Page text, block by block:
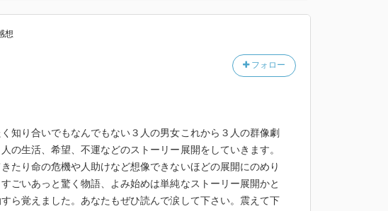
いて
いる？
想
フォロー
知り合いでもなんでもない３人の男女これから３人の群像劇
の生活、希望、不運などのストーリー展開をしていきます。
たり命の危機や人助けなど想像できないほどの展開にのめり
ごいあっと驚く物語、よみ始めは単純なストーリー展開かと
ら覚えました。あなたもぜひ読んで涙して下さい。震えて下